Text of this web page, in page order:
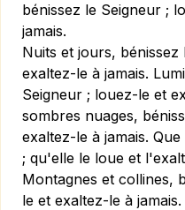
bénissez le Seigneur ;
jamais.
Nuits et jours,
exaltez-le à jamais.
Seigneur ; louez-le et
sombres nuages,
exaltez-le à jamais.
; qu'elle le loue et
Montagnes et collines,
le et exaltez-le à